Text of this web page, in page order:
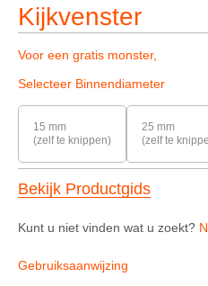
Kijkvenster
Voor een gratis monster,
Selecteer Binnendiameter
15 mm
(zelf te knippen)
25 mm
(zelf te
Bekijk Productgids
Kunt u niet vinden wat u zoekt?
Gebruiksaanwijzing